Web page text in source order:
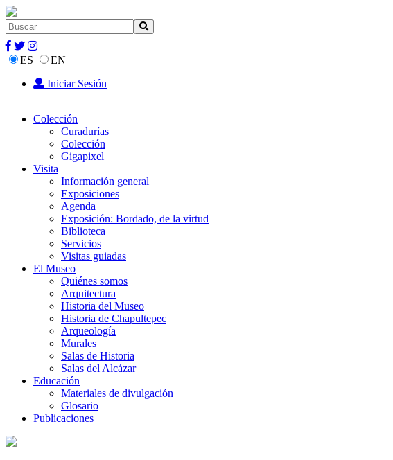
ES
EN
Iniciar Sesión
Colección
Curadurías
Colección
Gigapixel
Visita
Información general
Exposiciones
Agenda
Exposición: Bordado, de la virtud
Biblioteca
Servicios
Visitas guiadas
El Museo
Quiénes somos
Arquitectura
Historia del Museo
Historia de Chapultepec
Arqueología
Murales
Salas de Historia
Salas del Alcázar
Educación
Materiales de divulgación
Glosario
Publicaciones